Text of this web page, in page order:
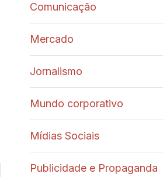
Comunicação
Mercado
Jornalismo
Mundo corporativo
Mídias Sociais
Publicidade e Propaganda